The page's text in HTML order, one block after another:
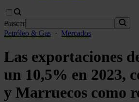
Buscar
Petróleo & Gas · Mercados
Las exportaciones
un 10,5% en 2023,
y Marruecos como